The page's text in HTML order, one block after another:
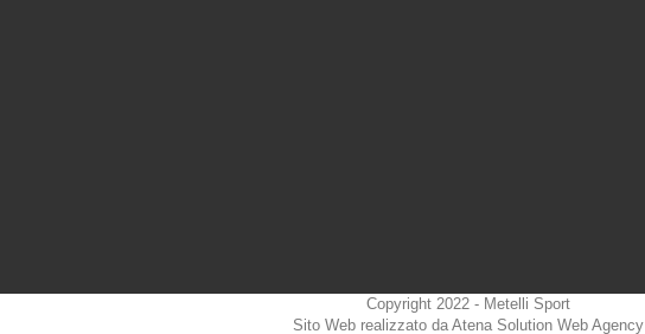
Copyright 2022 - Metelli Sport
Sito Web realizzato da Atena Solution Web Agency